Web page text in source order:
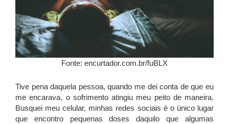
Fonte: encurtador.com.br/fuBLX
Tive pena daquela pessoa, quando me dei conta de que eu
me encarava, o sofrimento atingiu meu peito de maneira.
Busquei meu celular, minhas redes sociais é o único lugar
que encontro pequenas doses daquilo que algumas